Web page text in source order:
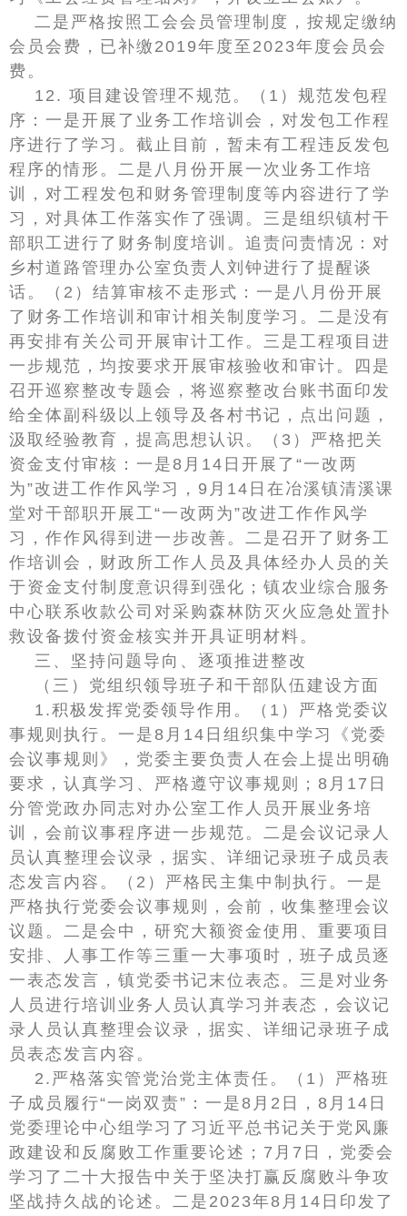
二是严格按照工会会员管理制度，按规定缴纳
会员会费，已补缴2019年度至2023年度会员会
费。
12. 项目建设管理不规范。（1）规范发包程
序：一是开展了业务工作培训会，对发包工作程
序进行了学习。截止目前，暂未有工程违反发包
程序的情形。二是八月份开展一次业务工作培
训，对工程发包和财务管理制度等内容进行了学
习，对具体工作落实作了强调。三是组织镇村干
部职工进行了财务制度培训。追责问责情况：对
乡村道路管理办公室负责人刘钟进行了提醒谈
话。（2）结算审核不走形式：一是八月份开展
了财务工作培训和审计相关制度学习。二是没有
再安排有关公司开展审计工作。三是工程项目进
一步规范，均按要求开展审核验收和审计。四是
召开巡察整改专题会，将巡察整改台账书面印发
给全体副科级以上领导及各村书记，点出问题，
汲取经验教育，提高思想认识。（3）严格把关
资金支付审核：一是8月14日开展了“一改两
为”改进工作作风学习，9月14日在冶溪镇清溪课
堂对干部职开展工“一改两为”改进工作作风学
习，作作风得到进一步改善。二是召开了财务工
作培训会，财政所工作人员及具体经办人员的关
于资金支付制度意识得到强化；镇农业综合服务
中心联系收款公司对采购森林防灭火应急处置扑
救设备拨付资金核实并开具证明材料。
三、坚持问题导向、逐项推进整改
（三）党组织领导班子和干部队伍建设方面
1.积极发挥党委领导作用。（1）严格党委议
事规则执行。一是8月14日组织集中学习《党委
会议事规则》，党委主要负责人在会上提出明确
要求，认真学习、严格遵守议事规则；8月17日
分管党政办同志对办公室工作人员开展业务培
训，会前议事程序进一步规范。二是会议记录人
员认真整理会议录，据实、详细记录班子成员表
态发言内容。（2）严格民主集中制执行。一是
严格执行党委会议事规则，会前，收集整理会议
议题。二是会中，研究大额资金使用、重要项目
安排、人事工作等三重一大事项时，班子成员逐
一表态发言，镇党委书记末位表态。三是对业务
人员进行培训业务人员认真学习并表态，会议记
录人员认真整理会议录，据实、详细记录班子成
员表态发言内容。
2.严格落实管党治党主体责任。（1）严格班
子成员履行“一岗双责”：一是8月2日，8月14日
党委理论中心组学习了习近平总书记关于党风廉
政建设和反腐败工作重要论述；7月7日，党委会
学习了二十大报告中关于坚决打赢反腐败斗争攻
坚战持久战的论述。二是2023年8月14日印发了